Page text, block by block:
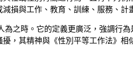
損與工作、教育、訓練、服務、計
之時。它的定義更廣泛，強調行
，其精神與《性別平等工作法》